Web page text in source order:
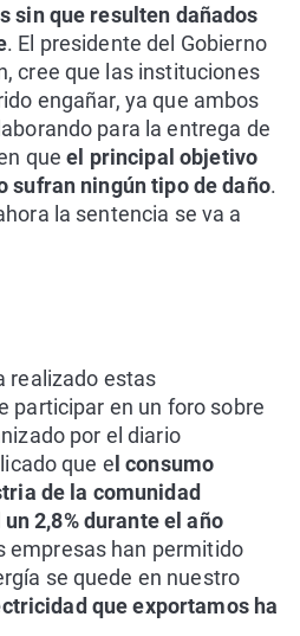
sin que resulten dañados
. El presidente del Gobierno
cree que las instituciones
engañar, ya que ambos
para la entrega de
queel principal objetivo
sufran ningún tipo de daño.
la sentencia se va a
realizado estas
participar en un foro sobre
por el diario
que e l consumo
de la comunidad
2,8% durante el año
empresas han permitido
se quede en nuestro
que exportamos ha